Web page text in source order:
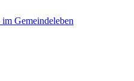
Gemeindeleben